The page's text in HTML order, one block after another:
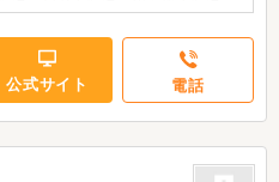
公式サイト 電話